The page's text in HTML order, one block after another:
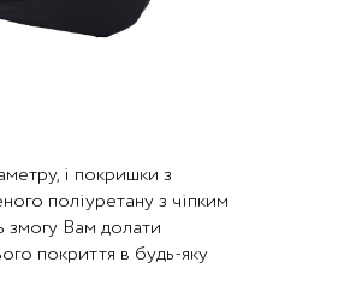
і покришки з
поліуретану з чіпким
змогу Вам долати
покриття в будь-яку